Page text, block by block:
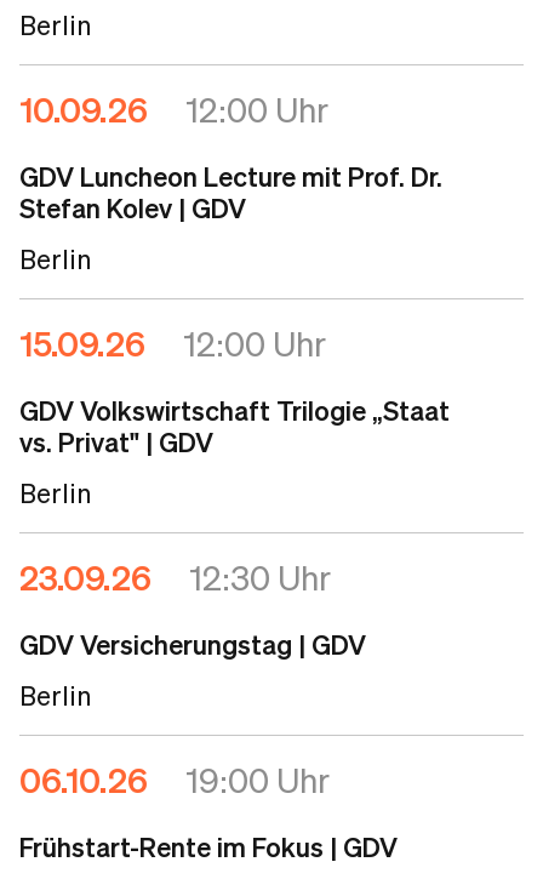
Berlin
10.09.26 12:00 Uhr
GDV Luncheon Lecture mit Prof. Dr.
Stefan Kolev | GDV
Berlin
15.09.26 12:00 Uhr
GDV Volkswirtschaft Trilogie „Staat
vs. Privat" | GDV
Berlin
23.09.26 12:30 Uhr
GDV Versicherungstag | GDV
Berlin
06.10.26 19:00 Uhr
Frühstart-Rente im Fokus | GDV